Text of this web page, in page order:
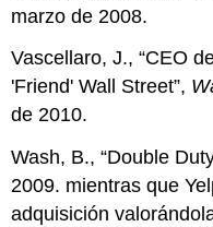
marzo de 2008.
Vascellaro, J., “CEO
'Friend' Wall Street”,
de 2010.
Wash, B., “Double
2009. mientras que
adquisición